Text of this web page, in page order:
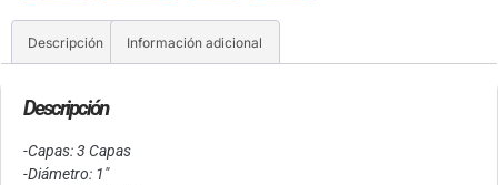
Descripción Información adicional
Descripción
-Capas: 3 Capas
-Diámetro: 1″